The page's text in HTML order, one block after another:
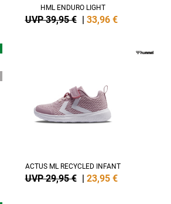
HML ENDURO LIGHT
UVP 39,95 € | 33,96 €
ACTUS ML RECYCLED INFANT
UVP 29,95 € | 23,95 €